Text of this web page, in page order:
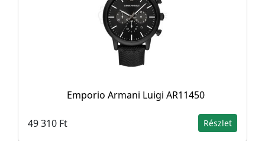
Emporio Armani Luigi AR11450
49 310 Ft Részlet